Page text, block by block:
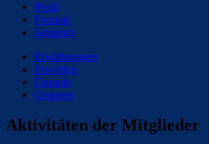
Profil
Freunde
Gruppen
Erwähnungen
Favoriten
Freunde
Gruppen
Aktivitäten der Mitglieder